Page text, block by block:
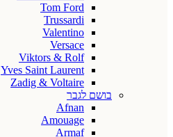
Tom Ford
Trussardi
Valentino
Versace
Viktors & Rolf
Yves Saint Laurent
Zadig & Voltaire
בושם לגבר
Afnan
Amouage
Armaf